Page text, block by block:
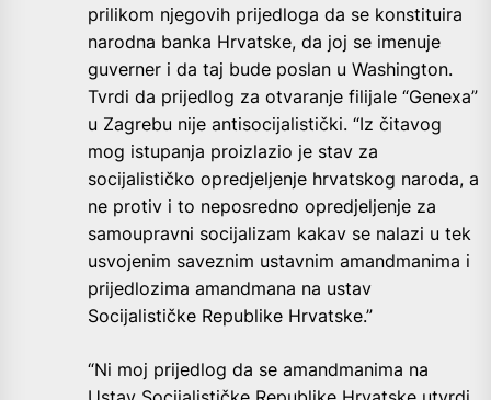
prilikom njegovih prijedloga da se konstituira
narodna banka Hrvatske, da joj se imenuje
guverner i da taj bude poslan u Washington.
Tvrdi da prijedlog za otvaranje filijale “Genexa”
u Zagrebu nije antisocijalistički. “Iz čitavog
mog istupanja proizlazio je stav za
socijalističko opredjeljenje hrvatskog naroda, a
ne protiv i to neposredno opredjeljenje za
samoupravni socijalizam kakav se nalazi u tek
usvojenim saveznim ustavnim amandmanima i
prijedlozima amandmana na ustav
Socijalističke Republike Hrvatske.”
“Ni moj prijedlog da se amandmanima na